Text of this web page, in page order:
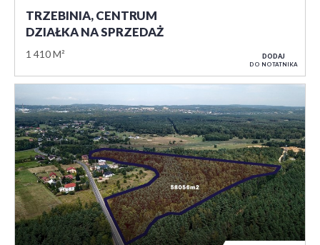
TRZEBINIA, CENTRUM
DZIAŁKA NA SPRZEDAŻ
1 410 M² DODAJ
DO NOTATNIKA